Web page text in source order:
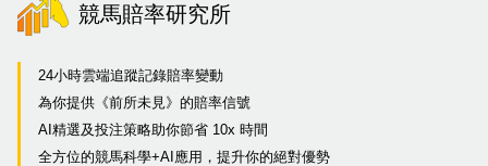
競馬賠率研究所
24小時雲端追蹤記錄賠率變動
為你提供《前所未見》的賠率信號
AI精選及投注策略助你節省 10x 時間
全方位的競馬科學+AI應用，提升你的絕對優勢